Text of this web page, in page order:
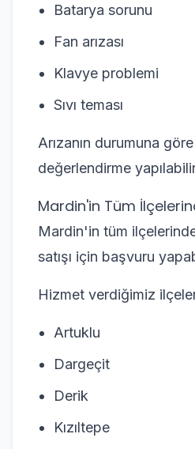
Batarya sorunu
Fan arızası
Klavye problemi
Sıvı teması
Arızanın durumuna
değerlendirme
Mardin'in Tüm
Mardin'in tüm
satışı için başvuru
Hizmet verdiğimiz
Artuklu
Dargeçit
Derik
Kızıltepe